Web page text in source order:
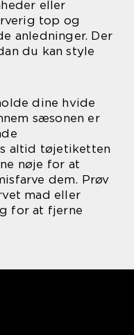
eller
top og
anledninger. Der
du kan style
dine hvide
sæsonen er
altid tøjetiketten
nøje for at
dem. Prøv
mad eller
for at fjerne